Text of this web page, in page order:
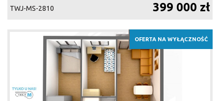
TWJ-MS-2810 399 000 zł
OFERTA NA WYŁĄCZNOŚĆ